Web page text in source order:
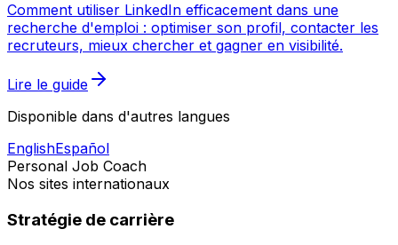
Comment utiliser LinkedIn efficacement dans une
recherche d'emploi : optimiser son profil, contacter les
recruteurs, mieux chercher et gagner en visibilité.
Lire le guide
Disponible dans d'autres langues
EnglishEspañol
Personal Job Coach
Nos sites internationaux
Stratégie de carrière